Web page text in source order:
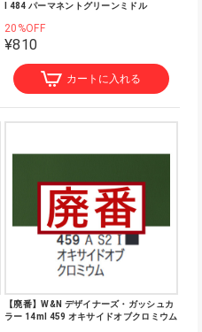
l 484 パーマネントグリーンミドル
20%OFF
¥810
カートに入れる
【廃番】W&N デザイナーズ・ガッシュカ
ラー 14ml 459 オキサイドオブクロミウム